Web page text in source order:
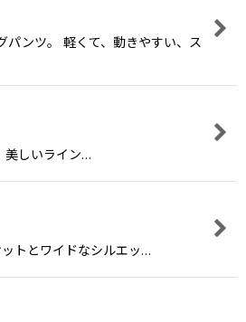
ンツ。 軽くて、動きやすい、ス
美しいライン…
トとワイドなシルエッ…